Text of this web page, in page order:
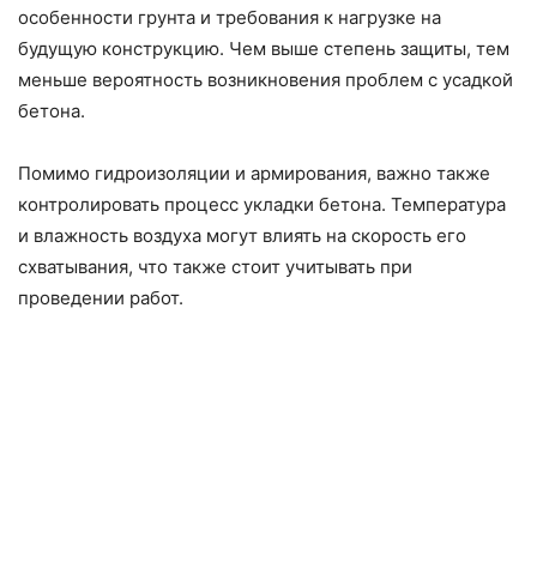
особенности грунта и требования к нагрузке на
будущую конструкцию. Чем выше степень защиты, тем
меньше вероятность возникновения проблем с усадкой
бетона.
Помимо гидроизоляции и армирования, важно также
контролировать процесс укладки бетона. Температура
и влажность воздуха могут влиять на скорость его
схватывания, что также стоит учитывать при
проведении работ.